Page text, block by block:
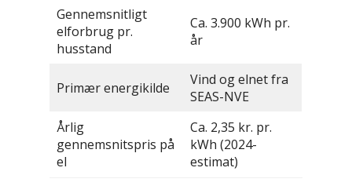
Gennemsnitligt
elforbrug pr.
husstand
Ca. 3.900 kWh pr.
år
Primær energikilde
Vind og elnet fra
SEAS-NVE
Årlig
gennemsnitspris på
el
Ca. 2,35 kr. pr.
kWh (2024-
estimat)